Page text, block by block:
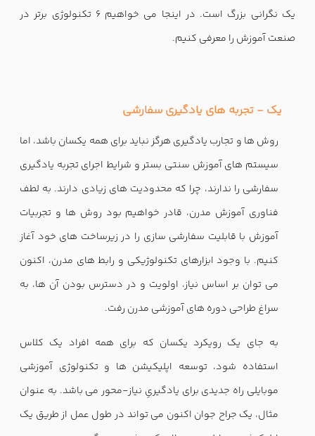
یک نگرانی بزرگ است. در اینجا می خواهیم 6 تکنولوژی برتر در
صنعت آموزش را معرفی کنیم.
یک - تجربه های یادگیری سفارشی
روش ها و تجارب یادگیری هرگز نباید برای همه یکسان باشد، اما
سیستم های آموزش سنتی بستر و شرایط اجرای تجربه یادگیری
سفارشی را ندارند، چرا که محدودیت های زیادی دارند. به لطف
فناوری آموزش مدرن، قادر خواهیم بود روش ها و تجربیات
آموزش با قابلیت سفارشی سازی را در زیرساخت های خود آغاز
کنیم. با وجود ابزارهای تکنولوژیکی و رابط های مدرن، اکنون
می توان بر اساس نیاز، اولویت و در دسترس بودن آن ها، به
سراغ طراحی دوره های آموزشی مدرن رفت.
به جای یک رویکرد یکسان که برای همه افراد یک کلاس
استفاده شود، توسعه اپلیکیشن ها و تکنولوژی آموزشی
موبایلی راه جدیدی برای یادگیریِ نیاز-محور می باشد. به عنوان
مثال، یک جراح جوان اکنون می تواند در طول عمل از طریق یک